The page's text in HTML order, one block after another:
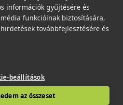
információk gyűjtésére és
funkcióinak biztosítására,
továbbfejlesztésére és
beállítások
az összeset
szabályzatot
jog fenntartva!
Promotions Kft.